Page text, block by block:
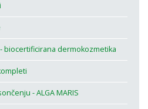
biocertificirana dermokozmetika
- ALGA MARIS